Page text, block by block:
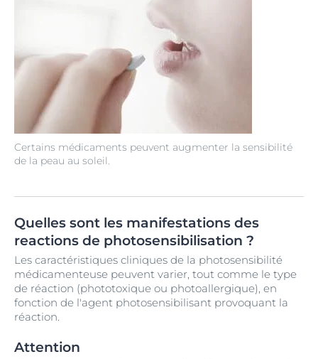
Certains médicaments peuvent augmenter la sensibilité
de la peau au soleil.
Quelles sont les manifestations des
reactions de photosensibilisation ?
Les caractéristiques cliniques de la photosensibilité
médicamenteuse peuvent varier, tout comme le type
de réaction (phototoxique ou photoallergique), en
fonction de l'agent photosensibilisant provoquant la
réaction.
Attention